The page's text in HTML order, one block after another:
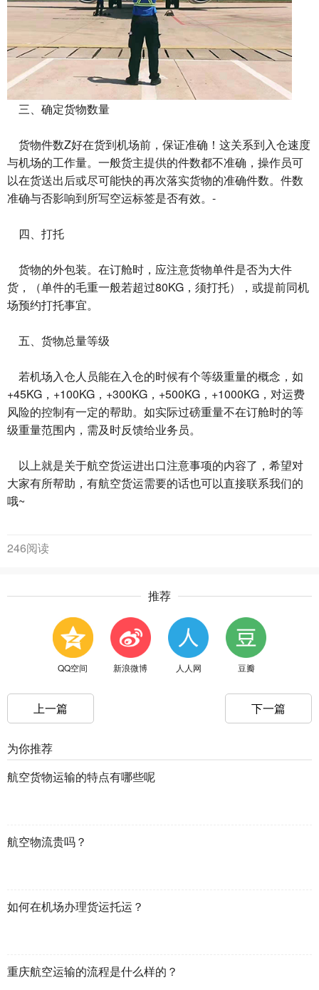
三、确定货物数量
货物件数Z好在货到机场前，保证准确！这关系到入仓速度
与机场的工作量。一般货主提供的件数都不准确，操作员可
以在货送出后或尽可能快的再次落实货物的准确件数。件数
准确与否影响到所写空运标签是否有效。-
四、打托
货物的外包装。在订舱时，应注意货物单件是否为大件
货，（单件的毛重一般若超过80KG，须打托），或提前同机
场预约打托事宜。
五、货物总量等级
若机场入仓人员能在入仓的时候有个等级重量的概念，如
+45KG，+100KG，+300KG，+500KG，+1000KG，对运费
风险的控制有一定的帮助。如实际过磅重量不在订舱时的等
级重量范围内，需及时反馈给业务员。
以上就是关于航空货运进出口注意事项的内容了，希望对
大家有所帮助，有航空货运需要的话也可以直接联系我们的
哦~
246阅读
推荐
QQ空间 新浪微博 人人网 豆瓣
上一篇 下一篇
为你推荐
航空货物运输的特点有哪些呢
航空物流贵吗？
如何在机场办理货运托运？
重庆航空运输的流程是什么样的？